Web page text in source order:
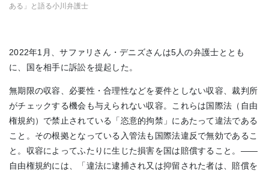
ある」と語る小川弁護士
2022年1月、サファリさん・デニズさんは5人の弁護士ととも
に、国を相手に訴訟を提起した。
無期限の収容、必要性・合理性などを要件としない収容、裁判所
がチェックする機会も与えられない収容。これらは国際法（自由
権規約）で禁止されている「恣意的拘禁」にあたって違法である
こと。その根拠となっている入管法も国際法違反で無効であるこ
と。収容によってふたりに生じた損害を国は賠償すること。――
自由権規約には、「違法に逮捕され又は抑留された者は、賠償を